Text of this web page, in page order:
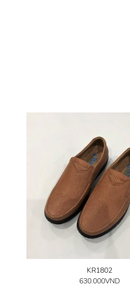
KR1802
630.000VND